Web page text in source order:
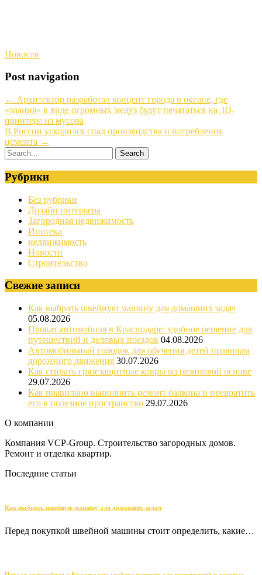
Новости
Post navigation
← Архитектор разработал концепт города в океане, где
«здания» в виде огромных медуз будут печататься на 3D-
принтере из мусора
В России ускорился спад производства и потребления
цемента →
Рубрики
Без рубрики
Дизайн интерьера
Загородная недвижимость
Ипотека
недвижимость
Новости
Строительство
Свежие записи
Как выбрать швейную машину для домашних задач
05.08.2026
Прокат автомобиля в Краснодаре: удобное решение для
путешествий и деловых поездок 04.08.2026
Автомобильный городок для обучения детей правилам
дорожного движения 30.07.2026
Как стирать грязезащитные ковры на резиновой основе
29.07.2026
Как правильно выполнить ремонт балкона и превратить
его в полезное пространство 29.07.2026
О компании
Компания VCP-Group. Строительство загородных домов.
Ремонт и отделка квартир.
Последние статьи
Как выбрать швейную машину для домашних задач
Перед покупкой швейной машины стоит определить, какие…